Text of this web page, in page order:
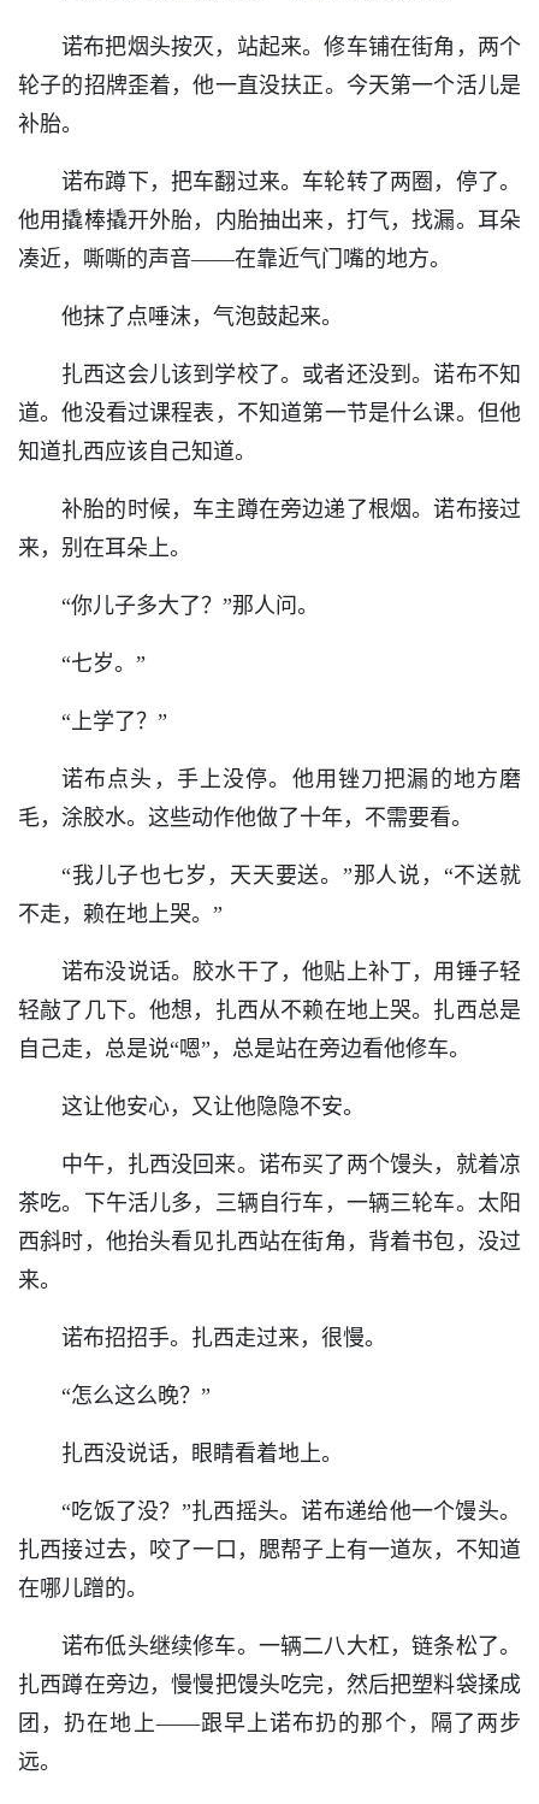
诺布把烟头按灭，站起来。修车铺在街角，两个
轮子的招牌歪着，他一直没扶正。今天第一个活儿是
补胎。
诺布蹲下，把车翻过来。车轮转了两圈，停了。
他用撬棒撬开外胎，内胎抽出来，打气，找漏。耳朵
凑近，嘶嘶的声音——在靠近气门嘴的地方。
他抹了点唾沫，气泡鼓起来。
扎西这会儿该到学校了。或者还没到。诺布不知
道。他没看过课程表，不知道第一节是什么课。但他
知道扎西应该自己知道。
补胎的时候，车主蹲在旁边递了根烟。诺布接过
来，别在耳朵上。
“你儿子多大了？”那人问。
“七岁。”
“上学了？”
诺布点头，手上没停。他用锉刀把漏的地方磨
毛，涂胶水。这些动作他做了十年，不需要看。
“我儿子也七岁，天天要送。”那人说，“不送就
不走，赖在地上哭。”
诺布没说话。胶水干了，他贴上补丁，用锤子轻
轻敲了几下。他想，扎西从不赖在地上哭。扎西总是
自己走，总是说“嗯”，总是站在旁边看他修车。
这让他安心，又让他隐隐不安。
中午，扎西没回来。诺布买了两个馒头，就着凉
茶吃。下午活儿多，三辆自行车，一辆三轮车。太阳
西斜时，他抬头看见扎西站在街角，背着书包，没过
来。
诺布招招手。扎西走过来，很慢。
“怎么这么晚？”
扎西没说话，眼睛看着地上。
“吃饭了没？”扎西摇头。诺布递给他一个馒头。
扎西接过去，咬了一口，腮帮子上有一道灰，不知道
在哪儿蹭的。
诺布低头继续修车。一辆二八大杠，链条松了。
扎西蹲在旁边，慢慢把馒头吃完，然后把塑料袋揉成
团，扔在地上——跟早上诺布扔的那个，隔了两步
远。